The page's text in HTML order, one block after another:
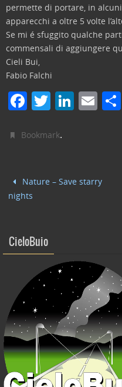
permette di portare, in
apparecchi a oltre 5 volte
Se mi é sfuggito qualche
commensali di aggiungere
Cieli Bui,
Fabio Falchi
F
c
b
o
k
T
itt
Li
dI
E
Bookmark.
Nature – Save starry
nights
CieloBuio